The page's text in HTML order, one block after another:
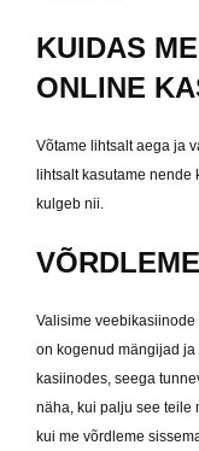
KUIDAS
ONLINE
Võtame lihtsalt aega ja
lihtsalt kasutame nende
kulgeb nii.
Valisime
on kogenud mängijad
kasiinodes, seega
näha, kui palju see teile
kui me võrdleme